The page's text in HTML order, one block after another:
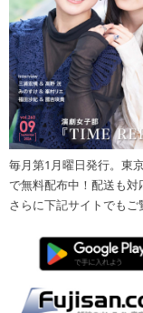
毎月第1月曜日発行。東
で無料配布中！配送も対
さらに下記サイトでもご